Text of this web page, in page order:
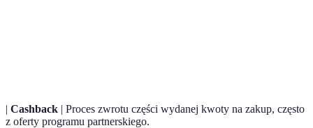
| Cashback | Proces zwrotu części wydanej kwoty na zakup, często
z oferty programu partnerskiego.